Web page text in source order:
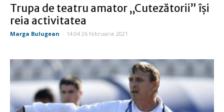
Trupa de teatru amator „Cutezătorii” își
reia activitatea
Marga Bulugean - 14:04 26 februarie 2021